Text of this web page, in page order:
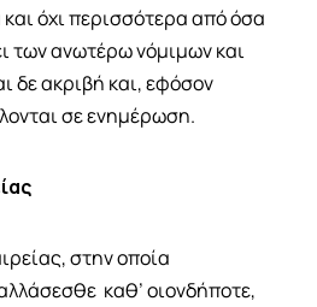
όχι περισσότερα από όσα
των ανωτέρω νόμιμων και
δε ακριβή και, εφόσον
σε ενημέρωση.
στην οποία
καθ’ οιονδήποτε,